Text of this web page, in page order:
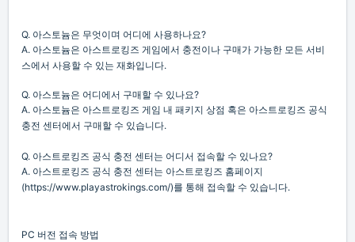
Q. 아스토늄은 무엇이며 어디에 사용하나요?
A. 아스토늄은 아스트로킹즈 게임에서 충전이나 구매가 가능한 모든 서비
스에서 사용할 수 있는 재화입니다.
Q. 아스토늄은 어디에서 구매할 수 있나요?
A. 아스토늄은 아스트로킹즈 게임 내 패키지 상점 혹은 아스트로킹즈 공식
충전 센터에서 구매할 수 있습니다.
Q. 아스트로킹즈 공식 충전 센터는 어디서 접속할 수 있나요?
A. 아스트로킹즈 공식 충전 센터는 아스트로킹즈 홈페이지
(https://www.playastrokings.com/)를 통해 접속할 수 있습니다.
PC 버전 접속 방법